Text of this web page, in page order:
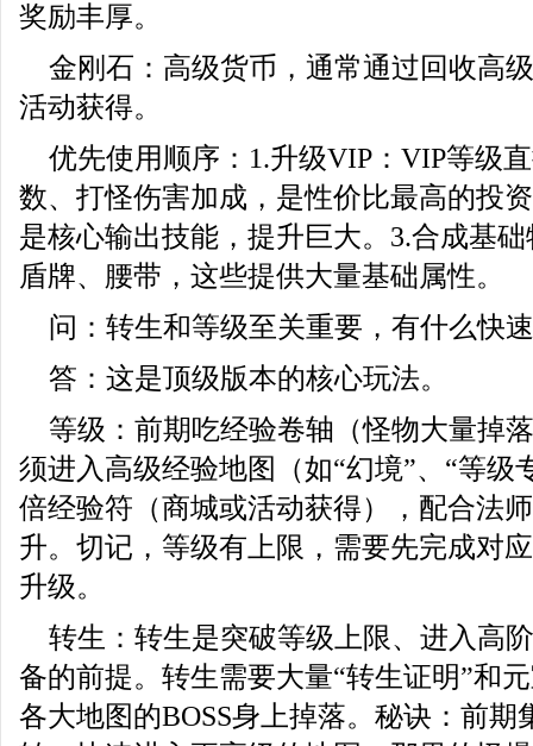
奖励丰厚。
金刚石：高级货币，通常通过回收高
活动获得。
优先使用顺序：1.升级VIP：VIP等级
数、打怪伤害加成，是性价比最高的投
是核心输出技能，提升巨大。3.合成基
盾牌、腰带，这些提供大量基础属性。
问：转生和等级至关重要，有什么快
答：这是顶级版本的核心玩法。
等级：前期吃经验卷轴（怪物大量掉
须进入高级经验地图（如“幻境”、“等级
倍经验符（商城或活动获得），配合法
升。切记，等级有上限，需要先完成对
升级。
转生：转生是突破等级上限、进入高
备的前提。转生需要大量“转生证明”和
各大地图的BOSS身上掉落。秘诀：前期